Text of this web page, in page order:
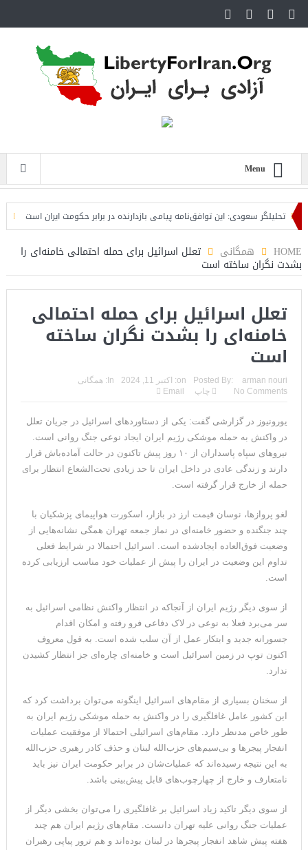
Menu
تحلیلگر سعودی: این توافق‌نامه پیامی بازدارنده در برابر حکومت ایران است
HOME همگانی تعلل اسرائیل برای حمله احتمالی خامنه‌ای را
بشدت نگران ساخته است
تعلل اسرائیل برای حمله احتمالی
خامنه‌ای را بشدت نگران ساخته
است
Posted By: arman nouri
on: اکتبر 11, 2024 In: همگانی
No Comments
چاپ Email
یورونیوز در گزارشی گفت: یکی از دستاوردهای اسرائیل در جریان تعلل
در واکنش به حمله موشکی رژیم ایران ایجاد نوعی جنگ روانی است.
نیروهای سپاه پاسداران از ۱۰ روز پیش تاکنون در حالت آماده‌باش قرار
دارند و زندگی عادی در داخل ایران تا حد زیادی تحت‌الشعاع انتظار برای
حمله از خارج قرار گرفته است.
لغو پروازها، نوسان قیمت ارز در بازار، اسکورت هواپیمای پزشکیان با
چند جنگنده‌ و حضور خامنه‌ای در نماز جمعه تهران همگی نشانه‌هایی از
وضعیت فوق‌العاده‌ ایجادشده است. اسرائیل احتمالا در شرایط فعلی
تداوم این وضعیت در ایران را پیش از عملیات خود مناسب ارزیابی کرده
است.
از سوی دیگر رژیم ایران از آنجاکه در انتظار واکنش نظامی اسرائیل به
سر می‌برد فعلا به نوعی در لاک دفاعی فرو رفته و امکان اقدام
جسورانه جدید و ابتکار عمل از آن سلب شده است. به قول معروف
اکنون توپ در زمین اسرائیل است و خامنه‌ای چاره‌ای جز انتظار کشیدن
ندارد.
از سخنان بسیاری از مقام‌های اسرائیل اینگونه می‌توان برداشت کرد که
این کشور عامل غافلگیری را در واکنش به حمله موشکی رژیم ایران به
طور خاص مدنظر دارد. مقام‌های اسرائیلی احتمالا از موفقیت عملیات
انفجار پیجرها و بی‌سیم‌های حزب‌الله لبنان و حذف کادر رهبری حزب‌الله
به این نتیجه رسیده‌اند که عملیات‌شان در برابر حکومت ایران نیز باید
نامتعارف و خارج از چهارچوب‌های قابل پیش‌بینی‌ باشد.
از سوی دیگر تاکید زیاد اسرائیل بر غافلگیری را می‌توان بخشی دیگر از
عملیات جنگ روانی علیه تهران دانست. مقام‌های رژیم ایران هم چند
هفته پیش شاهد انفجار پیجرها در لبنان بوده‌‌اند و هم ترور پیاپی رهبران